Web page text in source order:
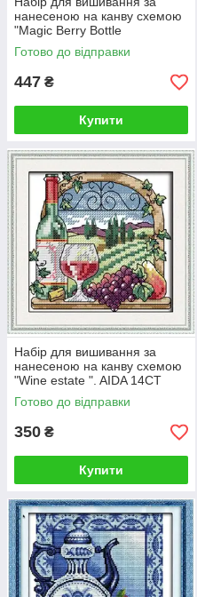
нанесеною на канву схемою
"Magic Berry Bottle
Blueberries". AIDA 14CT
printed 19*27 см
Готово до відправки
447 ₴
Купити
Набір для вишивання за
нанесеною на канву схемою
"Wine estate ". AIDA 14CT
printed , 15*15 см
Готово до відправки
350 ₴
Купити